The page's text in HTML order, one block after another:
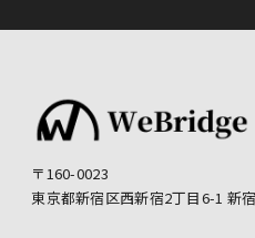
〒160-0023
東京都新宿区西新宿2丁目6-1 新